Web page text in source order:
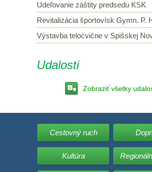
Udeľovanie záštity predsedu KSK
Revitalizácia športovísk Gymn. P.
Výstavba telocvične v Spišskej
Udalosti
Zobraziť všetky
Cestovný ruch
Kultúra